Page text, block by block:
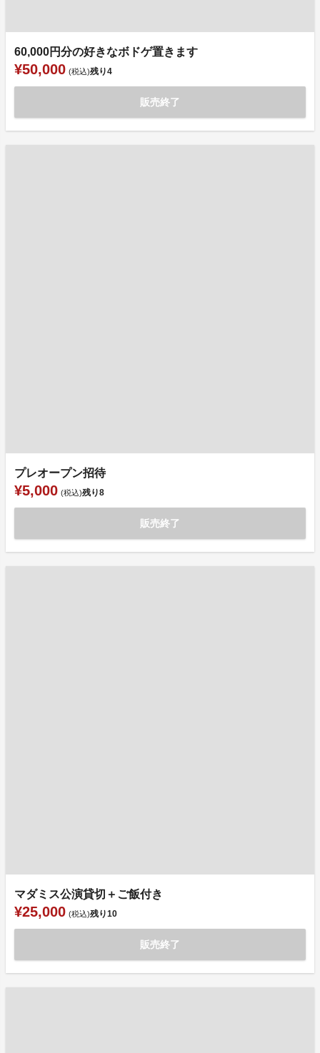
60,000円分の好きなボドゲ置きます
¥50,000 (税込)残り4
販売終了
プレオープン招待
¥5,000 (税込)残り8
販売終了
マダミス公演貸切＋ご飯付き
¥25,000 (税込)残り10
販売終了